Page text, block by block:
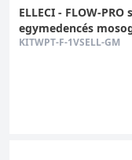
ELLECI - FLOW-
egymedencés
KITWPT-F-1VSELL-GM